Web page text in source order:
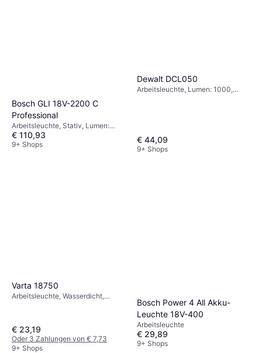
Bosch GLI 18V-2200 C
Professional
Arbeitsleuchte, Stativ, Lumen:
2200, Gewicht: 1900g
€ 110,93
9+ Shops
Dewalt DCL050
Arbeitsleuchte, Lumen: 1000,
€ 44,09
9+ Shops
Varta 18750
Arbeitsleuchte, Wasserdicht,
€ 23,19
Oder 3 Zahlungen von € 7,73
9+ Shops
Bosch Power 4 All Akku-
Leuchte 18V-400
Arbeitsleuchte
€ 29,89
9+ Shops